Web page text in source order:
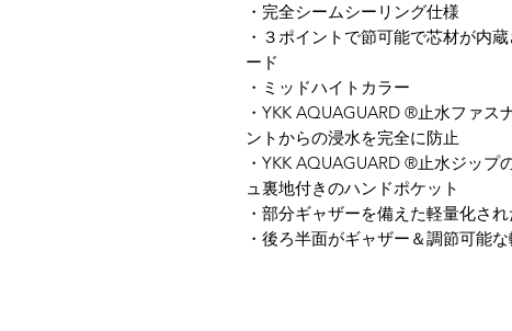
​・完全シームシーリング仕様
・３ポイントで節可能で芯材が内
ード
・ミッドハイトカラー
・YKK AQUAGUARD ®止水ファ
ントからの浸水を完全に防止
・YKK AQUAGUARD ®止水ジッ
ュ裏地付きのハンドポケット
・部分ギャザーを備えた軽量化さ
・後ろ半面がギャザー＆調節可能